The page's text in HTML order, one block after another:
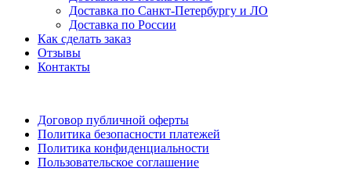
Доставка по Санкт-Петербургу и ЛО
Доставка по России
Как сделать заказ
Отзывы
Контакты
Договор публичной оферты
Политика безопасности платежей
Политика конфиденциальности
Пользовательское соглашение